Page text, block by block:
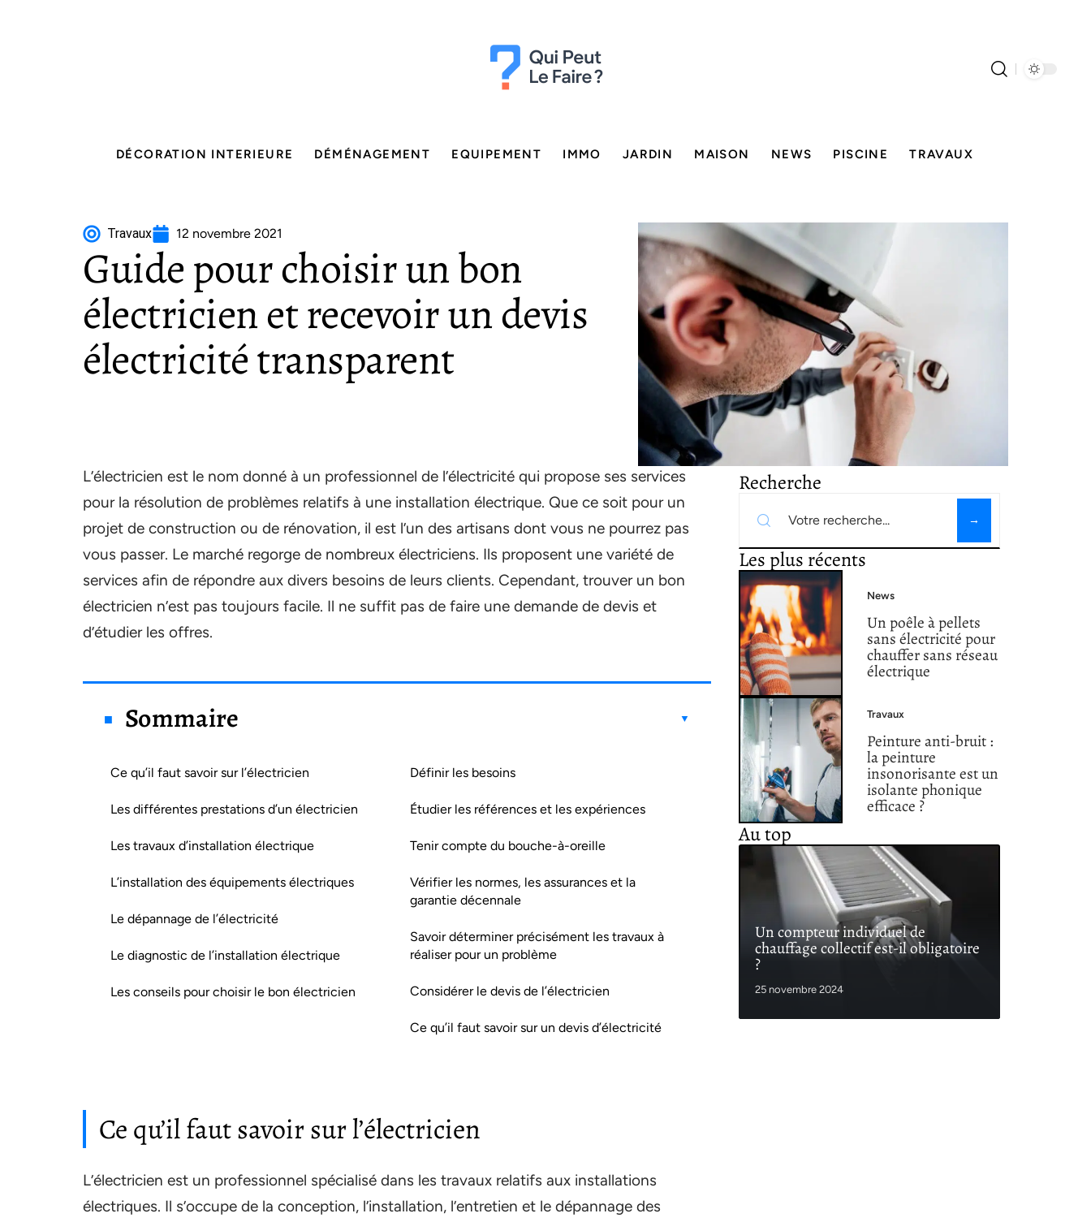
DÉCORATION INTERIEURE DÉMÉNAGEMENT EQUIPEMENT IMMO JARDIN MAISON NEWS PISCINE TRAVAUX
Travaux 12 novembre 2021
Guide pour choisir un bon
électricien et recevoir un devis
électricité transparent
L’électricien est le nom donné à un professionnel de l’électricité qui propose ses services
pour la résolution de problèmes relatifs à une installation électrique. Que ce soit pour un
projet de construction ou de rénovation, il est l’un des artisans dont vous ne pourrez pas
vous passer. Le marché regorge de nombreux électriciens. Ils proposent une variété de
services afin de répondre aux divers besoins de leurs clients. Cependant, trouver un bon
électricien n’est pas toujours facile. Il ne suffit pas de faire une demande de devis et
d’étudier les offres.
Sommaire
Ce qu’il faut savoir sur l’électricien
Les différentes prestations d’un électricien
Les travaux d’installation électrique
L’installation des équipements électriques
Le dépannage de l’électricité
Le diagnostic de l’installation électrique
Les conseils pour choisir le bon électricien
Définir les besoins
Étudier les références et les expériences
Tenir compte du bouche-à-oreille
Vérifier les normes, les assurances et la
garantie décennale
Savoir déterminer précisément les travaux à
réaliser pour un problème
Considérer le devis de l’électricien
Ce qu’il faut savoir sur un devis d’électricité
Ce qu’il faut savoir sur l’électricien
L’électricien est un professionnel spécialisé dans les travaux relatifs aux installations
électriques. Il s’occupe de la conception, l’installation, l’entretien et le dépannage des
Recherche
Les plus récents
News
Un poêle à pellets
sans électricité pour
chauffer sans réseau
électrique
Travaux
Peinture anti-bruit :
la peinture
insonorisante est un
isolante phonique
efficace ?
Au top
Un compteur individuel de
chauffage collectif est-il obligatoire
?
25 novembre 2024